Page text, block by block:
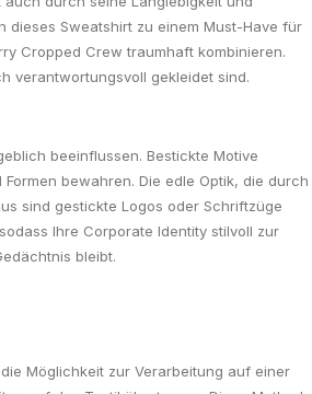
dieses Sweatshirt zu einem Must-Have für
Cropped Crew traumhaft kombinieren.
verantwortungsvoll gekleidet sind.
beeinflussen. Bestickte Motive
bewahren. Die edle Optik, die durch
sind gestickte Logos oder Schriftzüge
Ihre Corporate Identity stilvoll zur
bleibt.
Möglichkeit zur Verarbeitung auf einer